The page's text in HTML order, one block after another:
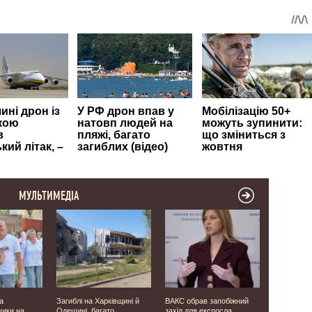
МУЛЬТИМЕДІА
Загиблі на Харківщині й
ВАКС обрав запобіжний